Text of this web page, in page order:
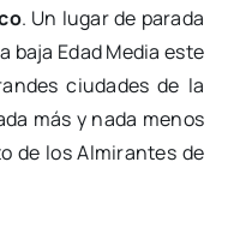
. Un lugar de parada
baja Edad Media este
ciudades de la
más y nada menos
de los Almirantes de